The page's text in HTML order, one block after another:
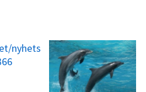
nyhets